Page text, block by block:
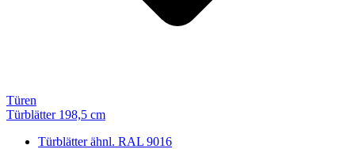
Türen
Türblätter 198,5 cm
Türblätter ähnl. RAL 9016